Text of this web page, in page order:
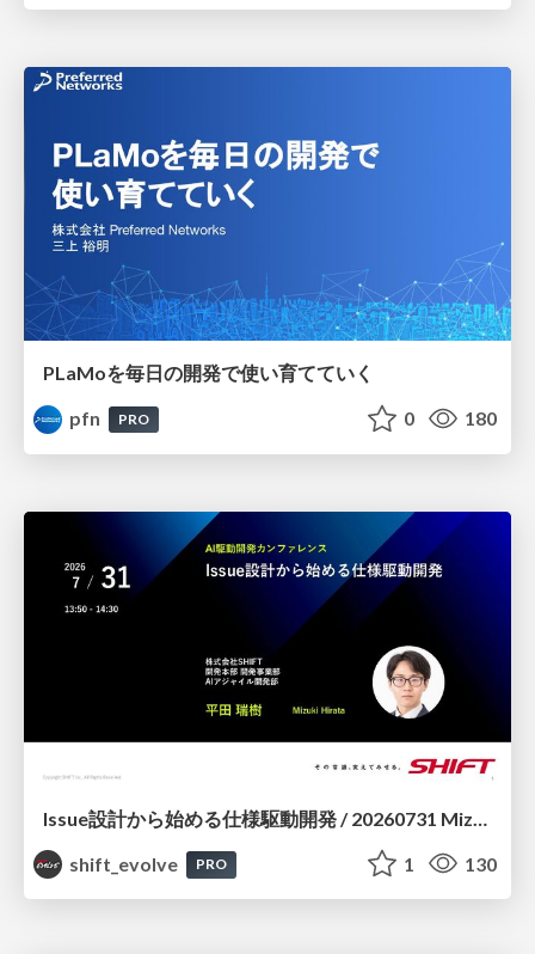
PLaMoを毎日の開発で使い育てていく
pfn
PRO 0 180
shift_evolve
PRO 1 130